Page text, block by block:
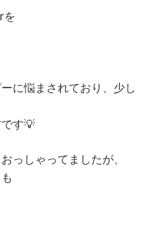
を
に悩まされており、少し
す💡
っしゃってましたが、